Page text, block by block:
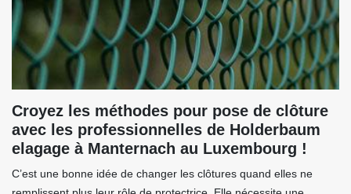
Croyez les méthodes pour pose de clôture
avec les professionnelles de Holderbaum
elagage à Manternach au Luxembourg !
C’est une bonne idée de changer les clôtures quand elles ne